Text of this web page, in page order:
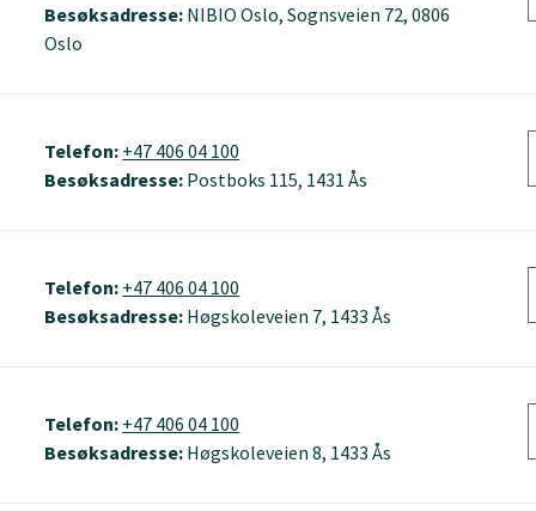
Besøksadresse: NIBIO Oslo, Sognsveien 72, 0806
Oslo
Telefon: +47 406 04 100
Besøksadresse: Postboks 115, 1431 Ås
Telefon: +47 406 04 100
Besøksadresse: Høgskoleveien 7, 1433 Ås
Telefon: +47 406 04 100
Besøksadresse: Høgskoleveien 8, 1433 Ås